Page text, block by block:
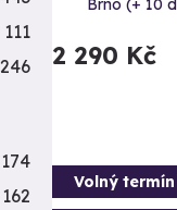
Brno (+ 10
2 290 Kč
Volný
111
246
174
162